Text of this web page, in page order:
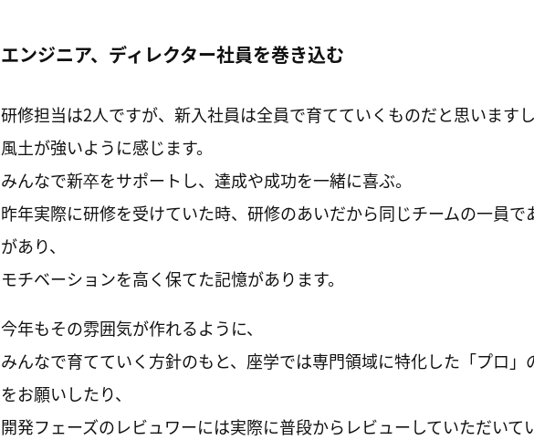
エンジニア、ディレクター社員を巻き込む
研修担当は2人ですが、新入社員は全員で育てていくものだと思います
風土が強いように感じます。
みんなで新卒をサポートし、達成や成功を一緒に喜ぶ。
昨年実際に研修を受けていた時、研修のあいだから同じチームの一員で
があり、
モチベーションを高く保てた記憶があります。
今年もその雰囲気が作れるように、
みんなで育てていく方針のもと、座学では専門領域に特化した「プロ」
をお願いしたり、
開発フェーズのレビュワーには実際に普段からレビューしていただいて